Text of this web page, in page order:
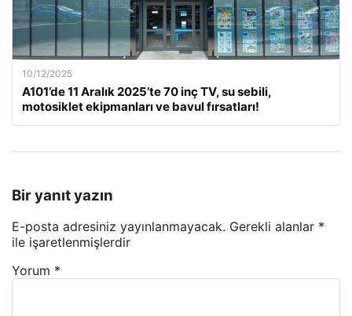
10/12/2025
A101’de 11 Aralık 2025’te 70 inç TV, su sebili,
motosiklet ekipmanları ve bavul fırsatları!
Bir yanıt yazın
E-posta adresiniz yayınlanmayacak. Gerekli alanlar *
ile işaretlenmişlerdir
Yorum *